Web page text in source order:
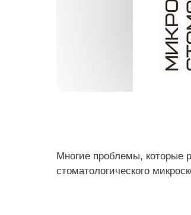
Многие проблемы, которые
стоматологического